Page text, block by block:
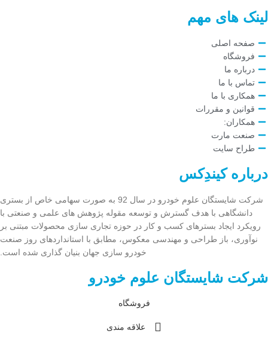
دربارهکیندِکس
شرکت شایستگان علوم خودرو در سال 92 به صورت سهامی خاص از بستری
دانشگاهی با هدف گسترش و توسعه مقوله پژوهش های علمی و صنعتی با
رویکرد ایجاد بسترهای کسب و کار در حوزه تجاری سازی محصولات مبتنی بر
نوآوری، باز طراحی و مهندسی معکوس، مطابق با استانداردهای روز صنعت
خودرو سازی جهان بنیان گذاری شده است.
لینک های مهم
صفحه اصلی
فروشگاه
درباره ما
تماس با ما
همکاری با ما
قوانین و مقررات
همکاران:
صنعت مارت
طراح سایت
شرکت شایستگان علوم خودرو
فروشگاه
علاقه مندی